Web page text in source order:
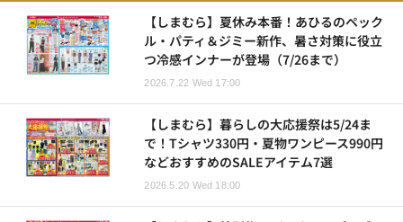
【しまむら】夏休み本番！あひるのペック
ル・パティ＆ジミー新作、暑さ対策に役立
つ冷感インナーが登場（7/26まで）
2026.7.22 Wed 17:00
【しまむら】暮らしの大応援祭は5/24ま
で！Tシャツ330円・夏物ワンピース990円
などおすすめのSALEアイテム7選
2026.5.20 Wed 18:00